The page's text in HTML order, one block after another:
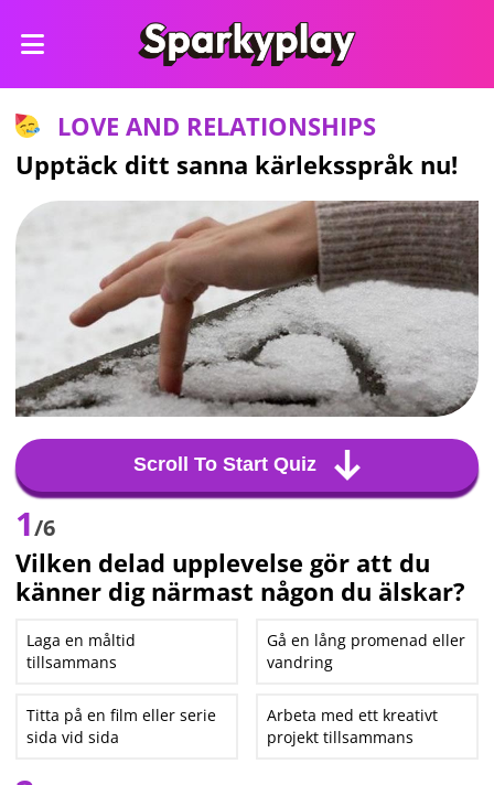
LOVE AND RELATIONSHIPS
Upptäck ditt sanna kärleksspråk nu!
Scroll To Start Quiz
1/6
Vilken delad upplevelse gör att du
känner dig närmast någon du älskar?
Laga en måltid
tillsammans
Gå en lång promenad eller
vandring
Titta på en film eller serie
sida vid sida
Arbeta med ett kreativt
projekt tillsammans